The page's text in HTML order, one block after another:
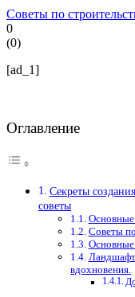
Советы по
0
(0)
[ad_1]
Оглавление
Секреты
советы
Основные
Советы
вдохновения.